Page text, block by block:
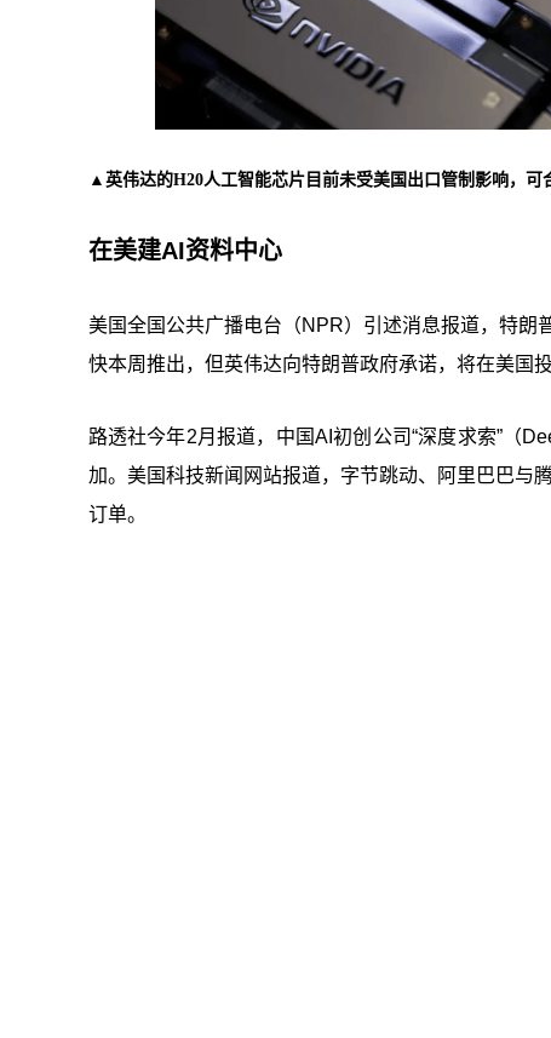
▲英伟达的H20人工智能芯片目前未受美国出口管制影响，可
在美建AI资料中心
美国全国公共广播电台（NPR）引述消息报道，特
快本周推出，但英伟达向特朗普政府承诺，将在美国
路透社今年2月报道，中国AI初创公司“深度求索”（
加。美国科技新闻网站报道，字节跳动、阿里巴巴与
订单。